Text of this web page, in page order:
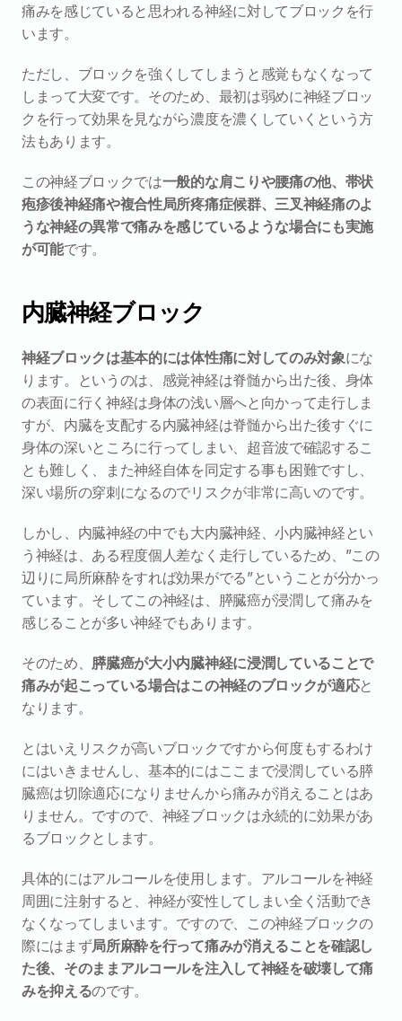
痛みを感じていると思われる神経に対してブロックを行
います。
ただし、ブロックを強くしてしまうと感覚もなくなって
しまって大変です。そのため、最初は弱めに神経ブロッ
クを行って効果を見ながら濃度を濃くしていくという方
法もあります。
この神経ブロックでは一般的な肩こりや腰痛の他、帯状
疱疹後神経痛や複合性局所疼痛症候群、三叉神経痛のよ
うな神経の異常で痛みを感じているような場合にも実施
が可能です。
内臓神経ブロック
神経ブロックは基本的には体性痛に対してのみ対象にな
ります。というのは、感覚神経は脊髄から出た後、身体
の表面に行く神経は身体の浅い層へと向かって走行しま
すが、内臓を支配する内臓神経は脊髄から出た後すぐに
身体の深いところに行ってしまい、超音波で確認するこ
とも難しく、また神経自体を同定する事も困難ですし、
深い場所の穿刺になるのでリスクが非常に高いのです。
しかし、内臓神経の中でも大内臓神経、小内臓神経とい
う神経は、ある程度個人差なく走行しているため、”この
辺りに局所麻酔をすれば効果がでる”ということが分かっ
ています。そしてこの神経は、膵臓癌が浸潤して痛みを
感じることが多い神経でもあります。
そのため、 膵臓癌が大小内臓神経に浸潤していることで
痛みが起こっている場合はこの神経のブロックが適応と
なります。
とはいえリスクが高いブロックですから何度もするわけ
にはいきませんし、基本的にはここまで浸潤している膵
臓癌は切除適応になりませんから痛みが消えることはあ
りません。ですので、神経ブロックは永続的に効果があ
るブロックとします。
具体的にはアルコールを使用します。アルコールを神経
周囲に注射すると、神経が変性してしまい全く活動でき
なくなってしまいます。ですので、この神経ブロックの
際にはまず局所麻酔を行って痛みが消えることを確認し
た後、そのままアルコールを注入して神経を破壊して痛
みを抑えるのです。